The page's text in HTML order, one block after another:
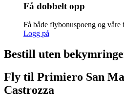
Få dobbelt opp
Få både flybonuspoeng og våre
Logg på
Bestill uten
Fly til Primiero San
Castrozza